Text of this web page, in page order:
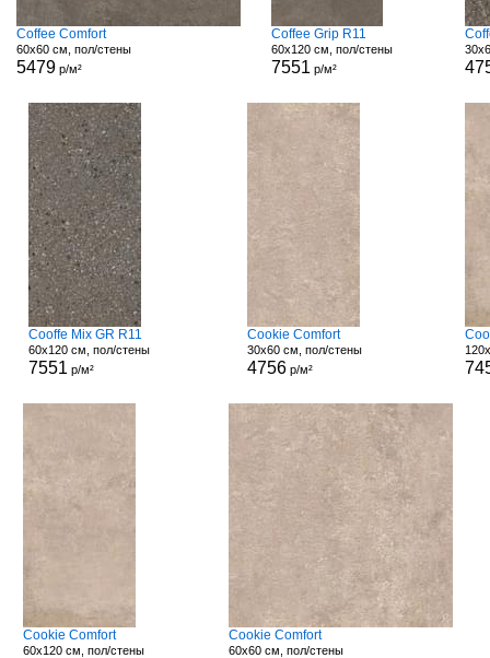
Coffee Comfort
60x60 см, пол/стены
5479 р/м²
Coffee Grip R11
60x120 см, пол/стены
7551 р/м²
Cooffe Mix GR R11
60x120 см, пол/стены
7551 р/м²
Cookie Comfort
30x60 см, пол/стены
4756р/м²
Cookie Comfort
60x120 см, пол/стены
Cookie Comfort
60x60 см, пол/стены